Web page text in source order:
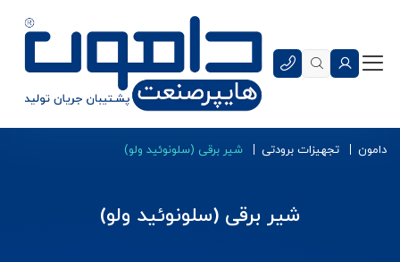
دامون تجهیزات برودتی شیر برقی (سلونوئید ولو)
شیر برقی (سلونوئید ولو)